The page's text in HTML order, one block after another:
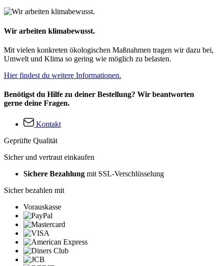
Wir arbeiten klimabewusst.
Mit vielen konkreten ökologischen Maßnahmen tragen wir dazu bei,
Umwelt und Klima so gering wie möglich zu belasten.
Hier findest du weitere Informationen.
Benötigst du Hilfe zu deiner Bestellung? Wir beantworten
gerne deine Fragen.
Kontakt
Geprüfte Qualität
Sicher und vertraut einkaufen
Sichere Bezahlung mit SSL-Verschlüsselung
Sicher bezahlen mit
Vorauskasse